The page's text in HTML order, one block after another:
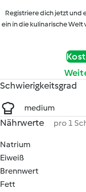
Registriere dich jetzt und
ein in die kulinarische
Schwierigkeitsgrad
medium
Nährwerte pro 1
Natrium
Eiweiß
Brennwert
Fett